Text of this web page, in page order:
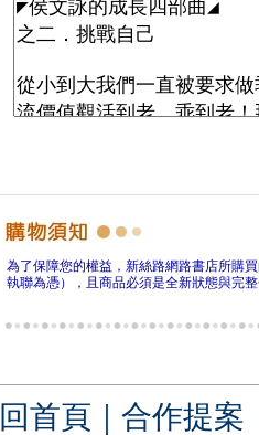
為了保障您的權益，新絲路網路書店所購
執聯為憑），且商品必須是全新狀態與完
回首頁 ｜ 合作提案